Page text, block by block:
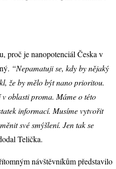
proč je nanopotenciál Česka v
“Nepamatuji se, kdy by nějaký
že by mělo být nano prioritou.
oblasti proma. Máme o této
informací. Musíme vytvořit
své smýšlení. Jen tak se
Telička.
návštěvníkům představilo